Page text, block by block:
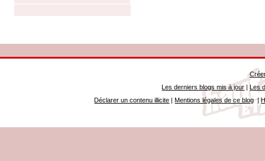
Les derniers blogs mis à jour |Les
Déclarer un contenu illicite |Mentions légales de ce blog|